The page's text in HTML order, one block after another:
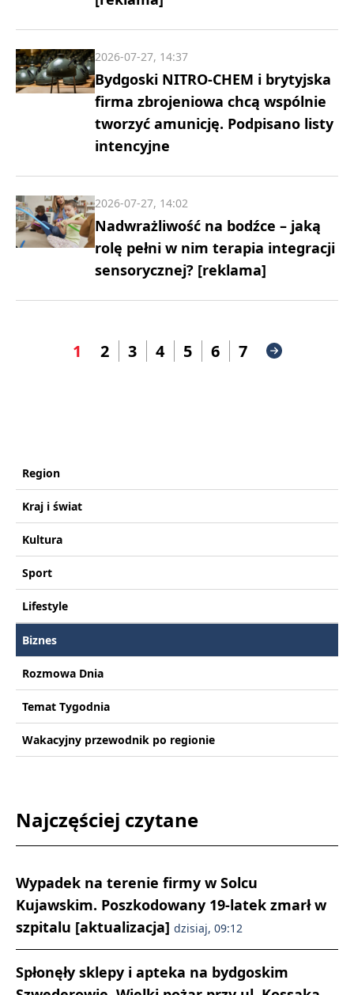
Bydgoski NITRO-CHEM i brytyjska
firma zbrojeniowa chcą wspólnie
tworzyć amunicję. Podpisano listy
intencyjne
2026-07-27, 14:37
Nadwrażliwość na bodźce – jaką
rolę pełni w nim terapia integracji
sensorycznej? [reklama]
2026-07-27, 14:02
1 2 3 4 5 6 7
Region
Kraj i świat
Kultura
Sport
Lifestyle
Biznes
Rozmowa Dnia
Temat Tygodnia
Wakacyjny przewodnik po regionie
Najczęściej czytane
Wypadek na terenie firmy w Solcu
Kujawskim. Poszkodowany 19-latek zmarł w
szpitalu [aktualizacja] dzisiaj, 09:12
Spłonęły sklepy i apteka na bydgoskim